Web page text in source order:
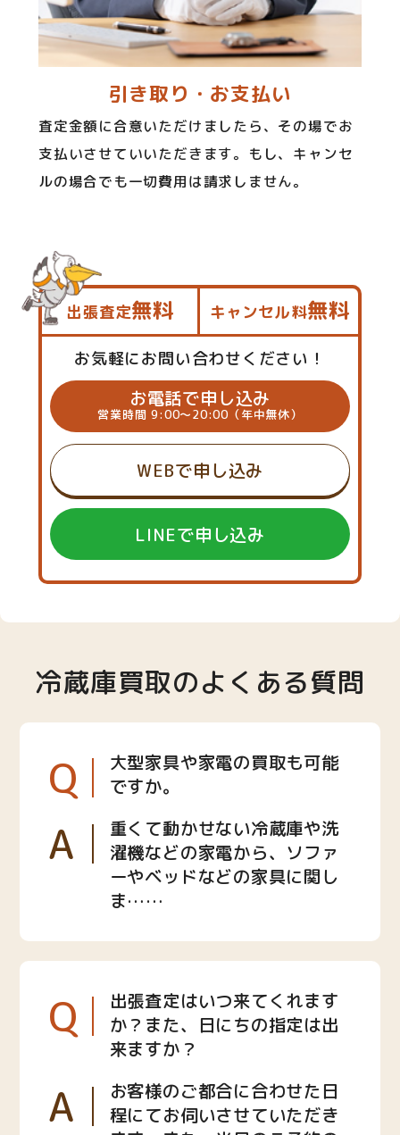
引き取り・お支払い
査定金額に合意いただけましたら、その場でお
支払いさせていいただきます。もし、キャンセ
ルの場合でも一切費用は請求しません。
出張査定無料 キャンセル料無料
お気軽にお問い合わせください！
お電話で申し込み
営業時間 9:00～20:00（年中無休）
WEBで申し込み
LINEで申し込み
冷蔵庫買取のよくある質問
Q
大型家具や家電の買取も可能
ですか。
A
重くて動かせない冷蔵庫や洗
濯機などの家電から、ソファ
ーやベッドなどの家具に関し
ま……
Q
出張査定はいつ来てくれます
か？また、日にちの指定は出
来ますか？
A
お客様のご都合に合わせた日
程にてお伺いさせていただき